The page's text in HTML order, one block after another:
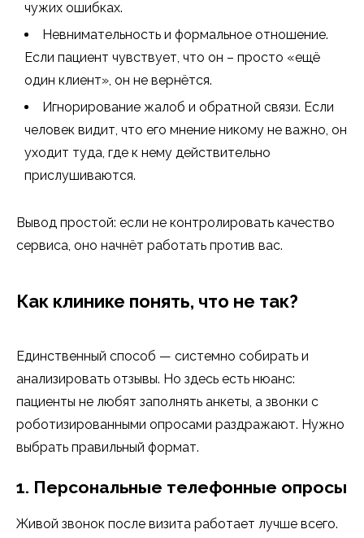
чужих ошибках.
Невнимательность и формальное отношение.
Если пациент чувствует, что он – просто «ещё
один клиент», он не вернётся.
Игнорирование жалоб и обратной связи. Если
человек видит, что его мнение никому не важно, он
уходит туда, где к нему действительно
прислушиваются.
Вывод простой: если не контролировать качество
сервиса, оно начнёт работать против вас.
Как клинике понять, что не так?
Единственный способ — системно собирать и
анализировать отзывы. Но здесь есть нюанс:
пациенты не любят заполнять анкеты, а звонки с
роботизированными опросами раздражают. Нужно
выбрать правильный формат.
1. Персональные телефонные опросы
Живой звонок после визита работает лучше всего.